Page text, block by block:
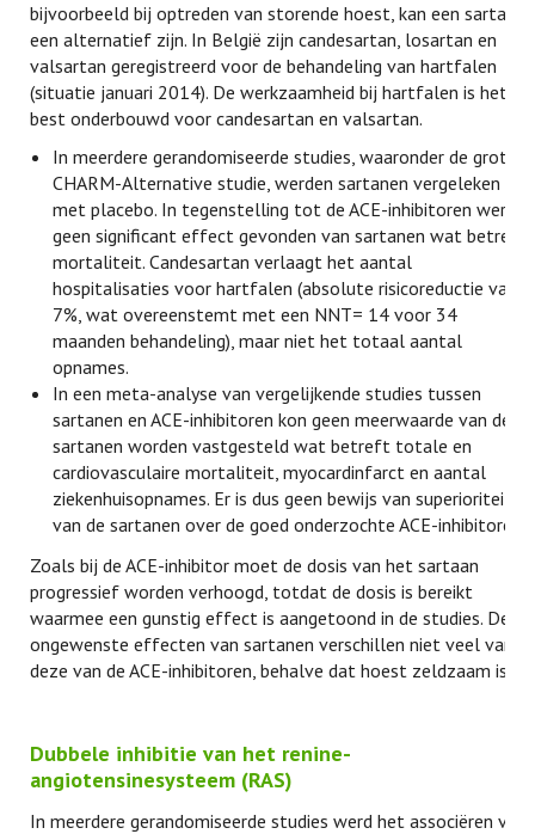
bijvoorbeeld bij optreden van storende hoest, kan een sartaan
een alternatief zijn. In België zijn candesartan, losartan en
valsartan geregistreerd voor de behandeling van hartfalen
(situatie januari 2014). De werkzaamheid bij hartfalen is het
best onderbouwd voor candesartan en valsartan.
In meerdere gerandomiseerde studies, waaronder de grote
CHARM-Alternative studie, werden sartanen vergeleken
met placebo. In tegenstelling tot de ACE-inhibitoren werd
geen significant effect gevonden van sartanen wat betreft
mortaliteit. Candesartan verlaagt het aantal
hospitalisaties voor hartfalen (absolute risicoreductie van
7%, wat overeenstemt met een NNT= 14 voor 34
maanden behandeling), maar niet het totaal aantal
opnames.
In een meta-analyse van vergelijkende studies tussen
sartanen en ACE-inhibitoren kon geen meerwaarde van de
sartanen worden vastgesteld wat betreft totale en
cardiovasculaire mortaliteit, myocardinfarct en aantal
ziekenhuisopnames. Er is dus geen bewijs van superioriteit
van de sartanen over de goed onderzochte ACE-inhibitoren.
Zoals bij de ACE-inhibitor moet de dosis van het sartaan
progressief worden verhoogd, totdat de dosis is bereikt
waarmee een gunstig effect is aangetoond in de studies. De
ongewenste effecten van sartanen verschillen niet veel van
deze van de ACE-inhibitoren, behalve dat hoest zeldzaam is.
Dubbele inhibitie van het renine-
angiotensinesysteem (RAS)
In meerdere gerandomiseerde studies werd het associëren van